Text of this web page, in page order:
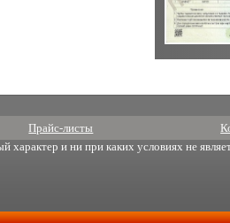
Прайс-листы
характер и ни при каких условиях не